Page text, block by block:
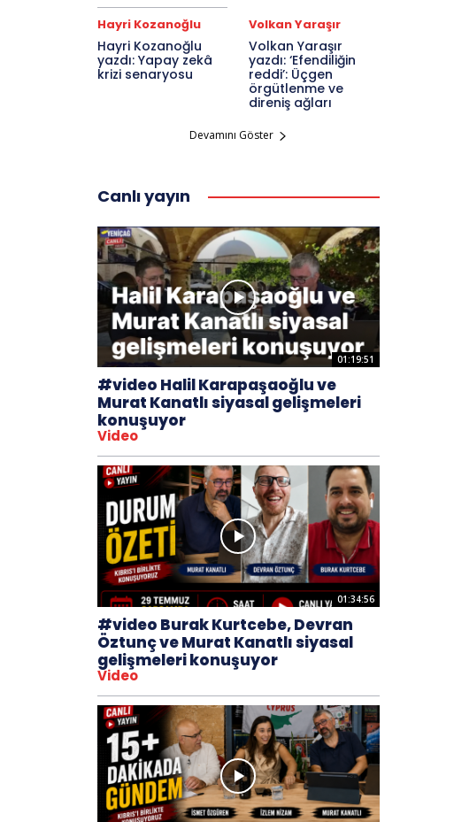
Hayri Kozanoğlu
Hayri Kozanoğlu
yazdı: Yapay zekâ
krizi senaryosu
Volkan Yaraşır
Volkan Yaraşır
yazdı: ‘Efendiliğin
reddi’: Üçgen
örgütlenme ve
direniş ağları
Devamını Göster
Canlı yayın
01:19:51
#video Halil Karapaşaoğlu ve
Murat Kanatlı siyasal gelişmeleri
konuşuyor
Video
01:34:56
#video Burak Kurtcebe, Devran
Öztunç ve Murat Kanatlı siyasal
gelişmeleri konuşuyor
Video